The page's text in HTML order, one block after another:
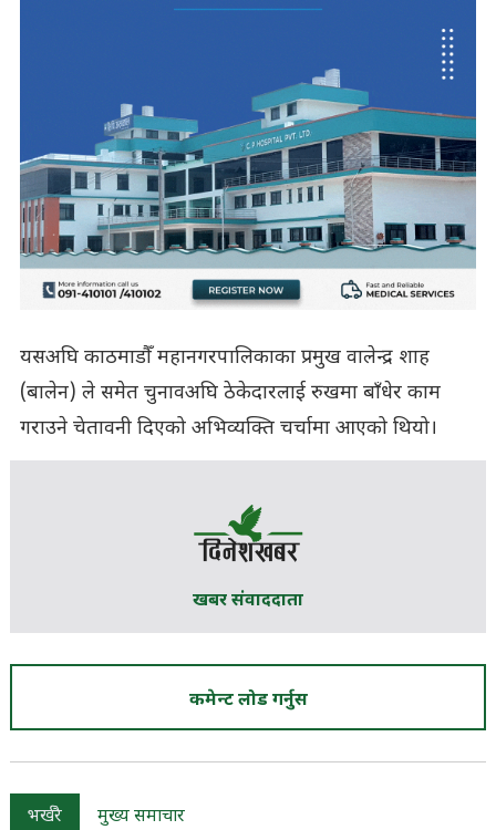
यसअघि काठमाडौँ महानगरपालिकाका प्रमुख वालेन्द्र शाह
(बालेन) ले समेत चुनावअघि ठेकेदारलाई रुखमा बाँधेर काम
गराउने चेतावनी दिएको अभिव्यक्ति चर्चामा आएको थियो।
खबर संवाददाता
कमेन्ट लोड गर्नुस
भर्खरै मुख्य समाचार